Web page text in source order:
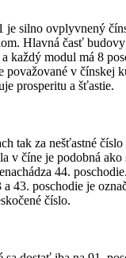
je silno ovplyvnený
Hlavná časť budovy
každý modul má 8
považované v čínskej
prosperitu a šťastie.
tak za nešťastné číslo
v číne je podobná
44.
a 43. poschodie je
číslo.